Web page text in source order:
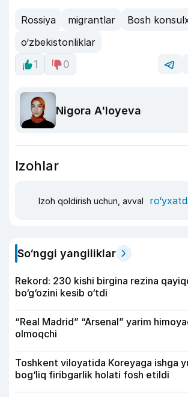
Rossiya migrantlar
Bosh
o‘zbekistonliklar
1
0
Nigora A'loyeva
Izohlar
Izoh qoldirish uchun, avval
So‘nggi yangiliklar
Rekord: 230 kishi birgina rezina
bo‘g‘ozini kesib o‘tdi
“Real Madrid” “Arsenal” yarim
olmoqchi
Toshkent viloyatida Koreyaga ishga
bog‘liq firibgarlik holati fosh etildi